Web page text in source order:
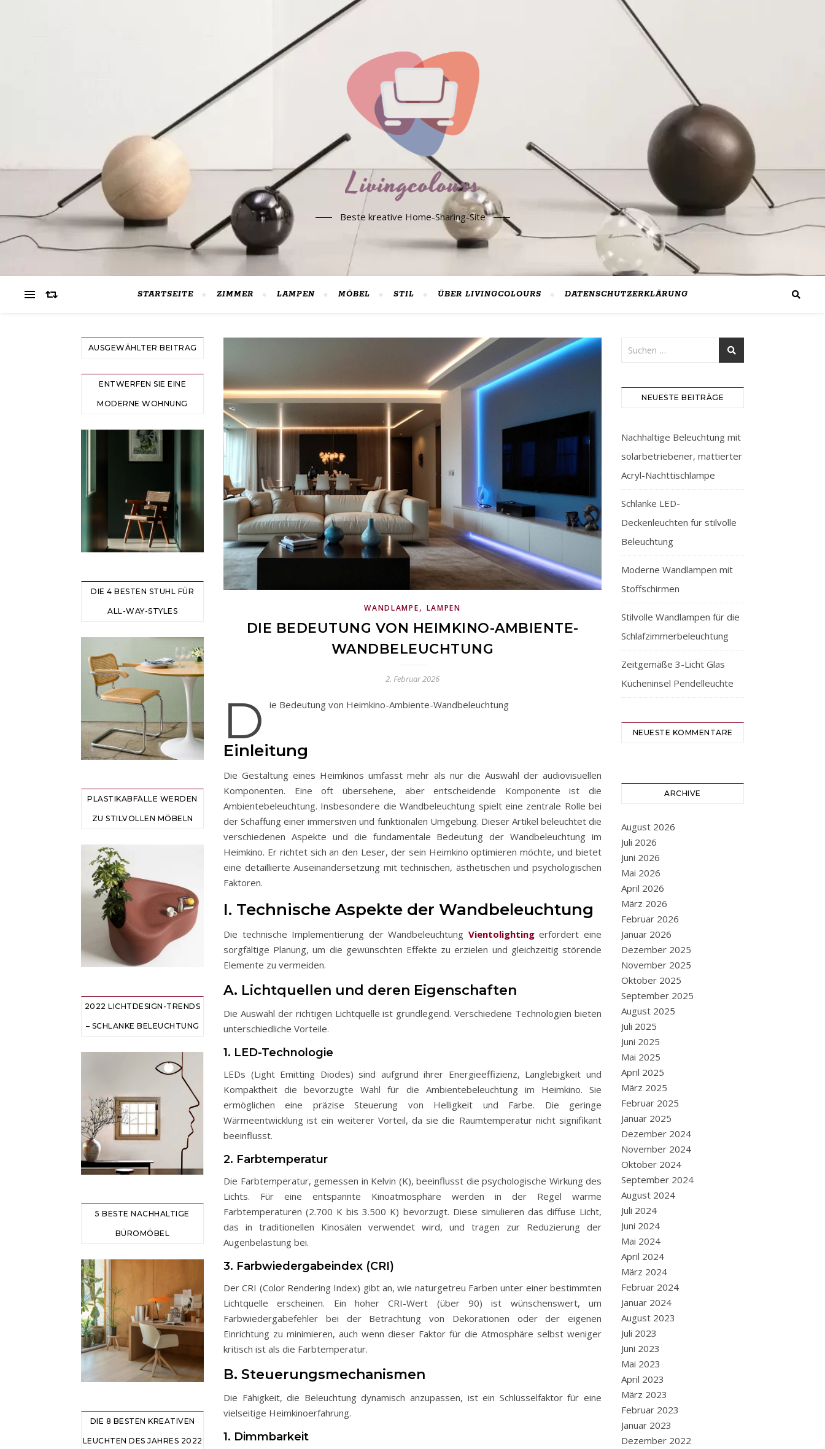
Beste kreative Home-Sharing-Site
STARTSEITE ZIMMER LAMPEN MÖBEL STIL ÜBER LIVINGCOLOURS DATENSCHUTZERKLÄRUNG
AUSGEWÄHLTER BEITRAG
ENTWERFEN SIE EINE
MODERNE WOHNUNG
DIE 4 BESTEN STUHL FÜR
ALL-WAY-STYLES
PLASTIKABFÄLLE WERDEN
ZU STILVOLLEN MÖBELN
2022 LICHTDESIGN-TRENDS
– SCHLANKE BELEUCHTUNG
5 BESTE NACHHALTIGE
BÜROMÖBEL
DIE 8 BESTEN KREATIVEN
LEUCHTEN DES JAHRES 2022
WANDLAMPE, LAMPEN
DIE BEDEUTUNG VON HEIMKINO-AMBIENTE-
WANDBELEUCHTUNG
2. Februar 2026
D ie Bedeutung von Heimkino-Ambiente-Wandbeleuchtung
Einleitung
Die Gestaltung eines Heimkinos umfasst mehr als nur die Auswahl der audiovisuellen
Komponenten. Eine oft übersehene, aber entscheidende Komponente ist die
Ambientebeleuchtung. Insbesondere die Wandbeleuchtung spielt eine zentrale Rolle bei
der Schaffung einer immersiven und funktionalen Umgebung. Dieser Artikel beleuchtet die
verschiedenen Aspekte und die fundamentale Bedeutung der Wandbeleuchtung im
Heimkino. Er richtet sich an den Leser, der sein Heimkino optimieren möchte, und bietet
eine detaillierte Auseinandersetzung mit technischen, ästhetischen und psychologischen
Faktoren.
I. Technische Aspekte der Wandbeleuchtung
Die technische Implementierung der Wandbeleuchtung Vientolightingerfordert eine
sorgfältige Planung, um die gewünschten Effekte zu erzielen und gleichzeitig störende
Elemente zu vermeiden.
A. Lichtquellen und deren Eigenschaften
Die Auswahl der richtigen Lichtquelle ist grundlegend. Verschiedene Technologien bieten
unterschiedliche Vorteile.
1. LED-Technologie
LEDs (Light Emitting Diodes) sind aufgrund ihrer Energieeffizienz, Langlebigkeit und
Kompaktheit die bevorzugte Wahl für die Ambientebeleuchtung im Heimkino. Sie
ermöglichen eine präzise Steuerung von Helligkeit und Farbe. Die geringe
Wärmeentwicklung ist ein weiterer Vorteil, da sie die Raumtemperatur nicht signifikant
beeinflusst.
2. Farbtemperatur
Die Farbtemperatur, gemessen in Kelvin (K), beeinflusst die psychologische Wirkung des
Lichts. Für eine entspannte Kinoatmosphäre werden in der Regel warme
Farbtemperaturen (2.700 K bis 3.500 K) bevorzugt. Diese simulieren das diffuse Licht,
das in traditionellen Kinosälen verwendet wird, und tragen zur Reduzierung der
Augenbelastung bei.
3. Farbwiedergabeindex (CRI)
Der CRI (Color Rendering Index) gibt an, wie naturgetreu Farben unter einer bestimmten
Lichtquelle erscheinen. Ein hoher CRI-Wert (über 90) ist wünschenswert, um
Farbwiedergabefehler bei der Betrachtung von Dekorationen oder der eigenen
Einrichtung zu minimieren, auch wenn dieser Faktor für die Atmosphäre selbst weniger
kritisch ist als die Farbtemperatur.
B. Steuerungsmechanismen
Die Fähigkeit, die Beleuchtung dynamisch anzupassen, ist ein Schlüsselfaktor für eine
vielseitige Heimkinoerfahrung.
1. Dimmbarkeit
NEUESTE BEITRÄGE
Nachhaltige Beleuchtung mit
solarbetriebener, mattierter
Acryl-Nachttischlampe
Schlanke LED-
Deckenleuchten für stilvolle
Beleuchtung
Moderne Wandlampen mit
Stoffschirmen
Stilvolle Wandlampen für die
Schlafzimmerbeleuchtung
Zeitgemäße 3-Licht Glas
Kücheninsel Pendelleuchte
NEUESTE KOMMENTARE
ARCHIVE
August 2026
Juli 2026
Juni 2026
Mai 2026
April 2026
März 2026
Februar 2026
Januar 2026
Dezember 2025
November 2025
Oktober 2025
September 2025
August 2025
Juli 2025
Juni 2025
Mai 2025
April 2025
März 2025
Februar 2025
Januar 2025
Dezember 2024
November 2024
Oktober 2024
September 2024
August 2024
Juli 2024
Juni 2024
Mai 2024
April 2024
März 2024
Februar 2024
Januar 2024
August 2023
Juli 2023
Juni 2023
Mai 2023
April 2023
März 2023
Februar 2023
Januar 2023
Dezember 2022